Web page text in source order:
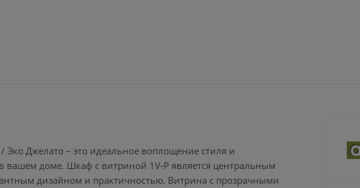
Эко Джелато – это идеальное воплощение стиля и
доме. Шкаф с витриной 1V-P является центральным
дизайном и практичностью. Витрина с прозрачными